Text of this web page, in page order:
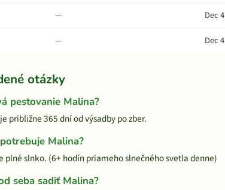
— Dec 4
— Dec 4
otázky
pestovanie Malina?
približne 365 dní od výsadby po zber.
Malina?
plné slnko. (6+ hodín priameho slnečného svetla denne)
seba sadiť Malina?